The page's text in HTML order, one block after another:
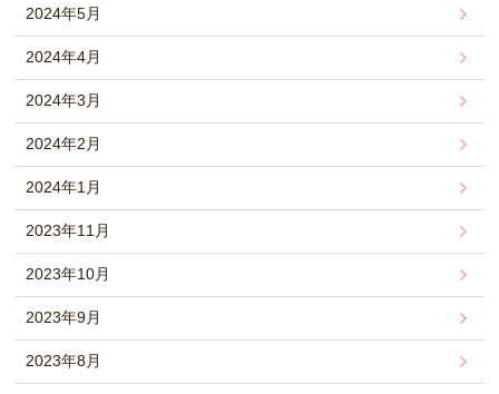
2024年5月
2024年4月
2024年3月
2024年2月
2024年1月
2023年11月
2023年10月
2023年9月
2023年8月